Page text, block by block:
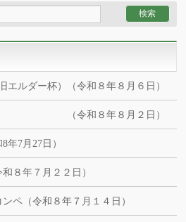
ルダー杯）（令和８年８月６日）
（令和８年８月２日）
7月27日）
８年７月２２日）
ペ（令和８年７月１４日）